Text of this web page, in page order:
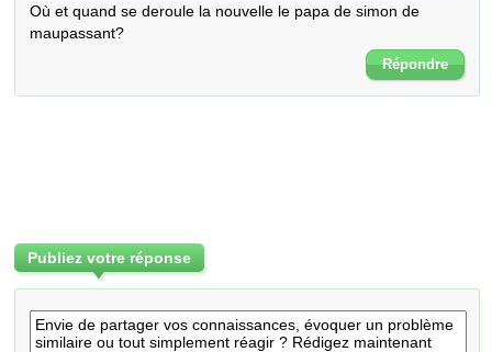
Où et quand se deroule la nouvelle le papa de simon de
maupassant?
Répondre
Publiez votre réponse